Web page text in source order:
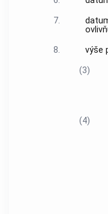
7.
8.
výše
(3)
(4)